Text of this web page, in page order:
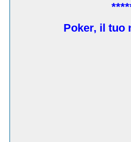
Poker, il tuo